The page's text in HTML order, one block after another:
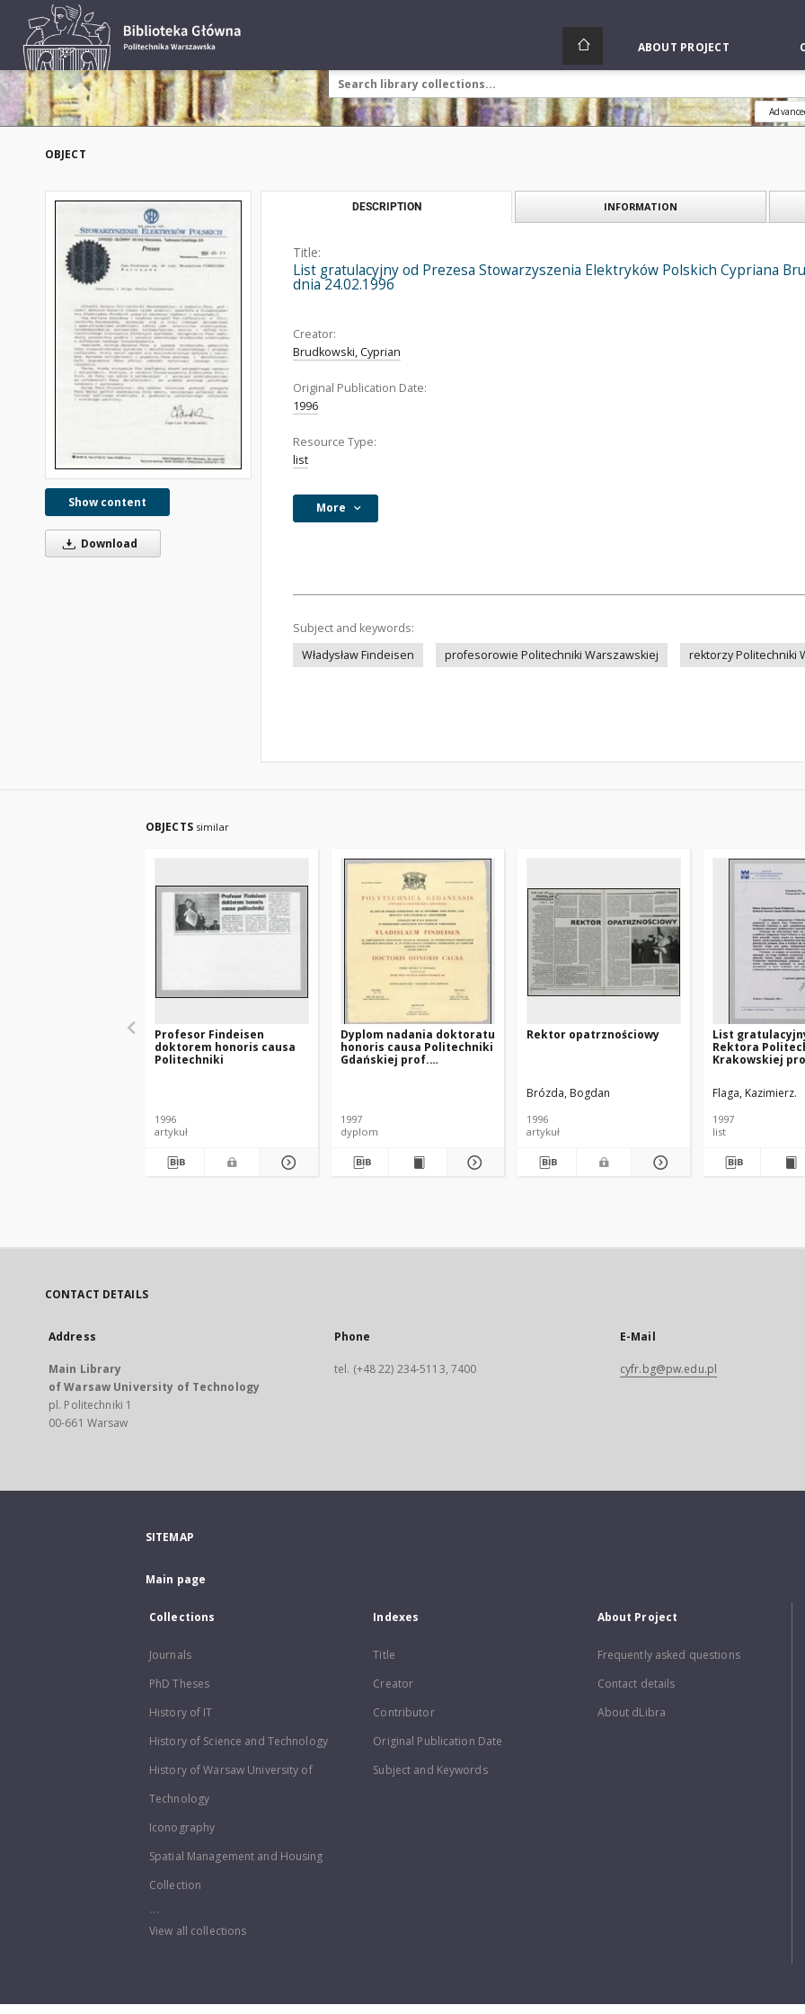
ABOUT PROJECT
OBJECT
Show content
Download
DESCRIPTION INFORMATION
Title:
List gratulacyjny od Prezesa Stowarzyszenia Elektryków Polskich Cypriana
dnia 24.02.1996
Creator:
Brudkowski, Cyprian
Original Publication Date:
1996
Resource Type:
list
More
Subject and keywords:
Władysław Findeisen
profesorowie Politechniki Warszawskiej rektorzy Politechniki
OBJECTS similar
Profesor Findeisen
doktorem honoris causa
Politechniki
1996
artykuł
Dyplom nadania doktoratu
honoris causa Politechniki
Gdańskiej prof.
1997
dyplom
Rektor opatrznościowy
Brózda, Bogdan
1996
artykuł
List
Rektora
Krakowskiej
Władysława
dnia 5.11.1997
Flaga, Kazimierz.
1997
list
CONTACT DETAILS
Address
Main Library
of Warsaw University of Technology
pl. Politechniki 1
00-661 Warsaw
Phone
tel. (+48 22) 234-5113, 7400
E-Mail
cyfr.bg@pw.edu.pl
SITEMAP
Main page
Collections
Journals
PhD Theses
History of IT
History of Science and Technology
History of Warsaw University of
Technology
Iconography
Spatial Management and Housing
Collection
...
View all collections
Indexes
Title
Creator
Contributor
Original Publication Date
Subject and Keywords
About Project
Frequently asked questions
Contact details
About dLibra